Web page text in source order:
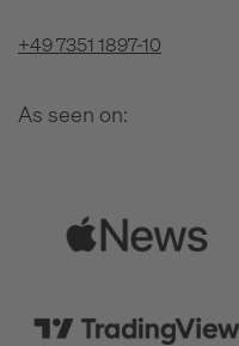
+49 7351 1897-10
As seen on: